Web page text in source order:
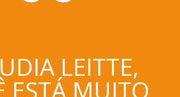
LEITTE,
ESTÁ MUITO